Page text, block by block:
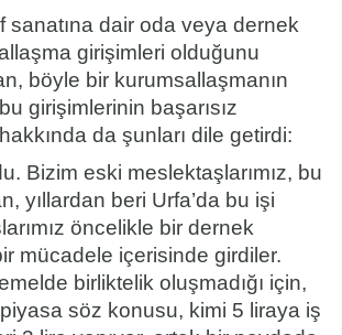
sanatına dair oda veya dernek
girişimleri olduğunu
böyle bir kurumsallaşmanın
girişimlerinin başarısız
da şunları dile getirdi:
Bizim eski meslektaşlarımız, bu
yıllardan beri Urfa’da bu işi
öncelikle bir dernek
mücadele içerisinde girdiler.
birliktelik oluşmadığı için,
söz konusu, kimi 5 liraya iş